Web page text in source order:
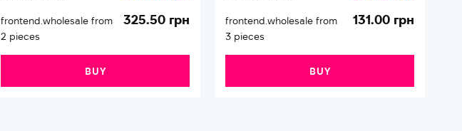
frontend.wholesale from
2 pieces
325.50 грн
BUY
frontend.wholesale from
3 pieces
131.00 грн
BUY